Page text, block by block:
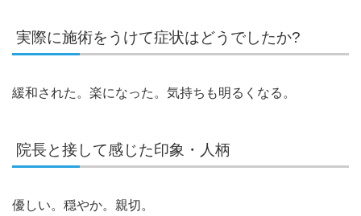
実際に施術をうけて症状はどうでしたか?
緩和された。楽になった。気持ちも明るくなる。
院長と接して感じた印象・人柄
優しい。穏やか。親切。